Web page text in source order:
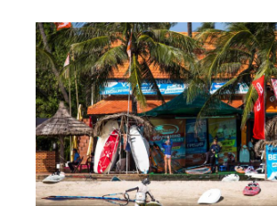
Новости
Медиа
Фото
Видео
Места катания